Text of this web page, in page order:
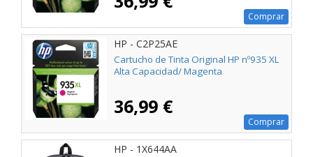
Comprar
HP - C2P25AE
Cartucho de Tinta Original HP nº935 XL
Alta Capacidad/ Magenta
36,99 €
Comprar
HP - 1X644AA